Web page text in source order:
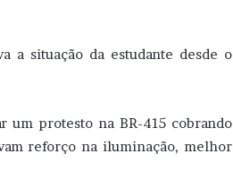
a situação da estudante desde o
um protesto na BR-415 cobrando
reforço na iluminação, melhor